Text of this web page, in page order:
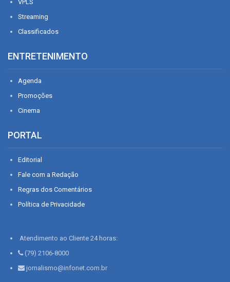
VPLS
Streaming
Classificados
ENTRETENIMENTO
Agenda
Promoções
Cinema
PORTAL
Editorial
Fale com a Redação
Regras dos Comentários
Política de Privacidade
Atendimento ao Cliente 24 horas:
(79) 2106-8000
jornalismo@infonet.com.br